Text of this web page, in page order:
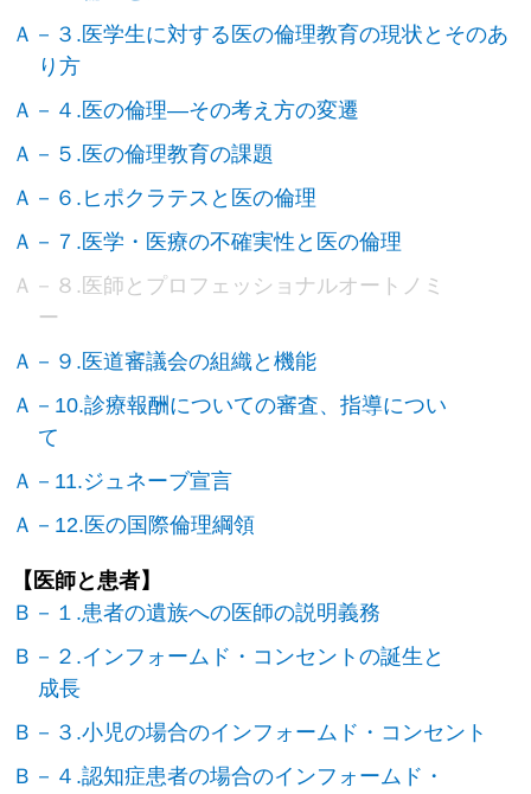
Ａ－３.医学生に対する医の倫理教育の現状とそのあ
り方
Ａ－４.医の倫理―その考え方の変遷
Ａ－５.医の倫理教育の課題
Ａ－６.ヒポクラテスと医の倫理
Ａ－７.医学・医療の不確実性と医の倫理
Ａ－８.医師とプロフェッショナルオートノミ
ー
Ａ－９.医道審議会の組織と機能
Ａ－10.診療報酬についての審査、指導につい
て
Ａ－11.ジュネーブ宣言
Ａ－12.医の国際倫理綱領
【医師と患者】
Ｂ－１.患者の遺族への医師の説明義務
Ｂ－２.インフォームド・コンセントの誕生と
成長
Ｂ－３.小児の場合のインフォームド・コンセント
Ｂ－４.認知症患者の場合のインフォームド・